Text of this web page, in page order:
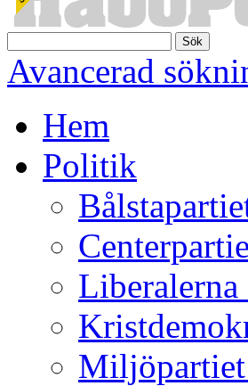
Sök
Avancerad
Hem
Politik
Liberalerna